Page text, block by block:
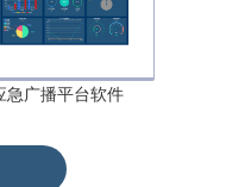
急广播平台软件